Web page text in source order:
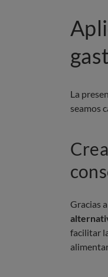
La
seamos
Gracias
facilitar